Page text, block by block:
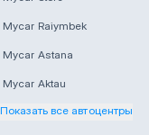
Mycar Raiymbek
Mycar Astana
Mycar Aktau
Mycar Uralsk
Показать все автоцентры